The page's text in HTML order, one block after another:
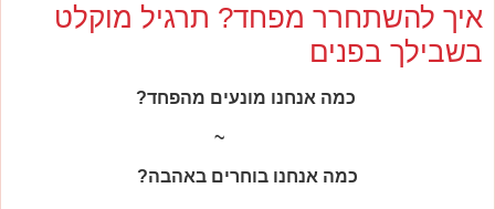
איך להשתחרר מפחד? תרגיל מוקלט
בשבילך בפנים
כמה אנחנו מונעים מהפחד?
~
כמה אנחנו בוחרים באהבה?